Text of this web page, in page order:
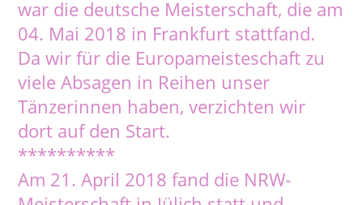
war die deutsche Meisterschaft, die am
04. Mai 2018 in Frankfurt stattfand.
Da wir für die Europameisteschaft zu
viele Absagen in Reihen unser
Tänzerinnen haben, verzichten wir
dort auf den Start.
**********
Am 21. April 2018 fand die NRW-